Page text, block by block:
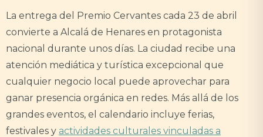
La entrega del Premio Cervantes cada 23 de abril
convierte a Alcalá de Henares en protagonista
nacional durante unos días. La ciudad recibe una
atención mediática y turística excepcional que
cualquier negocio local puede aprovechar para
ganar presencia orgánica en redes. Más allá de los
grandes eventos, el calendario incluye ferias,
festivales y actividades culturales vinculadas a